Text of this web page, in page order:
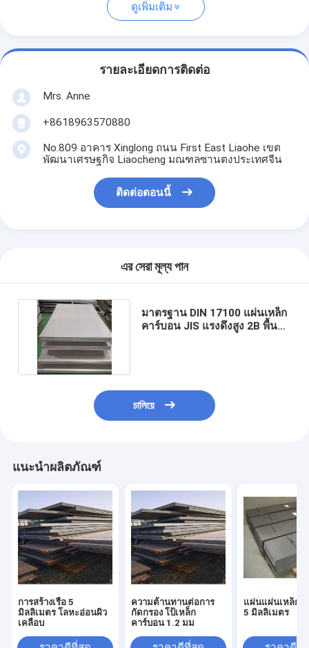
ดูเพิ่มเติม
รายละเอียดการติดต่อ
Mrs. Anne
+8618963570880
No.809 อาคาร Xinglong ถนน First East Liaohe เขต
พัฒนาเศรษฐกิจ Liaocheng มณฑลซานตงประเทศจีน
ติดต่อตอนนี้
এর সেরা মূল্য পান
มาตรฐาน DIN 17100 แผ่นเหล็ก
คาร์บอน JIS แรงดึงสูง 2B พื้นผิว
চালিয়ে
แนะนำผลิตภัณฑ์
การสร้างเรือ 5
มิลลิเมตร โลหะอ่อนผิว
เคลือบ
ความต้านทานต่อการ
กัดกรอง โป้เหล็ก
คาร์บอน 1.2 มม
แผ่นแผ่นเหล็กค
5 มิลลิเมตร